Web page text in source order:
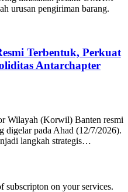
urusan pengiriman barang.
Terbentuk, Perkuat
Antarchapter
Wilayah (Korwil) Banten resmi
digelar pada Ahad (12/7/2026).
langkah strategis…
subscripton on your services.